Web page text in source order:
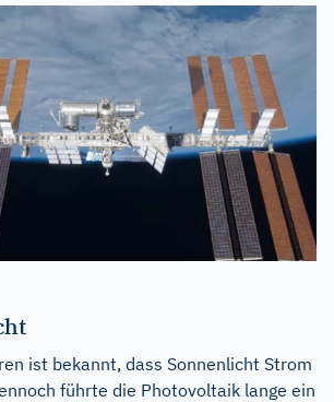
ist bekannt, dass Sonnenlicht Strom
führte die Photovoltaik lange ein